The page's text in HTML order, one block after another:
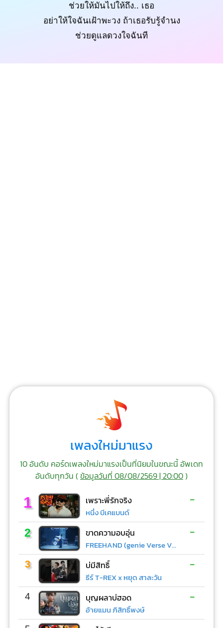
ช่วยให้มันไปให้ถึง.. เธอ
อย่าให้ใจฉันเฝ้าพะวง ถ้าเธอรับรู้จำนง
ช่วยดูแลดวงใจฉันที
เพลงใหม่มาแรง
10 อันดับ คอร์ดเพลงใหม่มาแรงเป็นที่นิยมในขณะนี้ อัพเดท
อันดับทุกวัน (ข้อมูลวันที่ 08/08/2569 | 20:00)
1 เพราะพี่รักจริง
หนึ่ง บีเคแบนด์
-
2 ขาดความอบอุ่น
FREEHAND (genie Verse Vol.1)
-
3 บ่มีสิทธิ์
ธีร์ T-REX x หยุด สาละวัน
-
4 บุญผลาบ่ฮอด
อ้ายแมน ภิสิทธิ์พงษ์
-